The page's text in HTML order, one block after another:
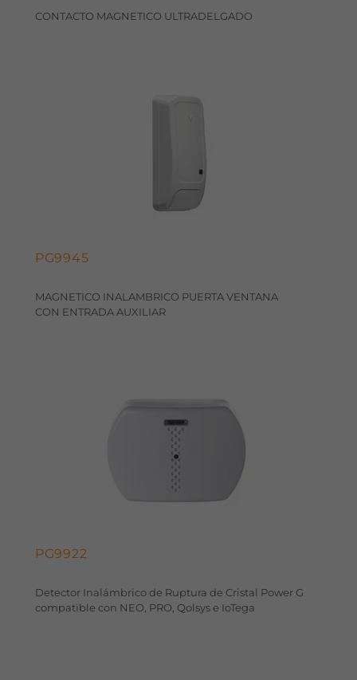
CONTACTO MAGNETICO ULTRADELGADO
PG9945
MAGNETICO INALAMBRICO PUERTA VENTANA
CON ENTRADA AUXILIAR
PG9922
Detector Inalámbrico de Ruptura de Cristal Power G
compatible con NEO, PRO, Qolsys e IoTega